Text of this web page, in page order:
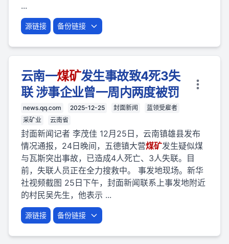
...
源链接 备份链接
云南一煤矿发生事故致4死3失
联 涉事企业曾一周内两度被罚
news.qq.com 2025-12-25 封面新闻
蓝领受雇者
采矿业
云南省
封面新闻记者 李茂佳 12月25日，云南镇雄县发布
情况通报，24日晚间，五德镇大营煤矿发生疑似煤
与瓦斯突出事故，已造成4人死亡、3人失联。目
前，失联人员正在全力搜救中。 事发地现场。新华
社视频截图 25日下午，封面新闻联系上事发地附近
的村民吴先生，他表示 ...
源链接 备份链接